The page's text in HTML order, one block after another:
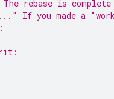
rebase is complete
If you made a